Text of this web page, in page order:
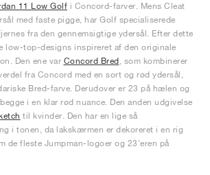
11 Low Golf i Concord-farver. Mens Cleat
med faste pigge, har Golf specialiserede
fra den gennemsigtige ydersål. Efter dette
low-top-designs inspireret af den originale
Den ene var Concord Bred, som kombinerer
fra Concord med en sort og rød ydersål,
Bred-farve. Derudover er 23 på hælen og
i en klar rød nuance. Den anden udgivelse
til kvinder. Den har en lige så
i tonen, da lakskærmen er dekoreret i en rig
de fleste Jumpman-logoer og 23'eren på